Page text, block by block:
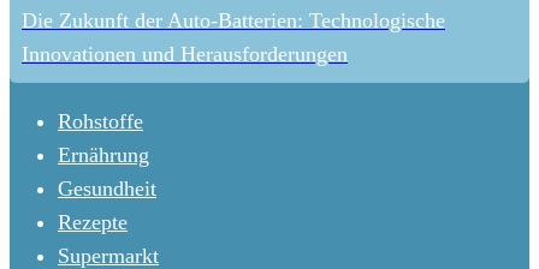
Die Zukunft der Auto-Batterien: Technologische
Innovationen und Herausforderungen
Rohstoffe
Ernährung
Gesundheit
Rezepte
Supermarkt